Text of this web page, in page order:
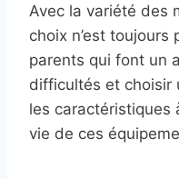
Avec la variété des
choix n’est toujours
parents qui font un
difficultés et choisir
les caractéristiques
vie de ces